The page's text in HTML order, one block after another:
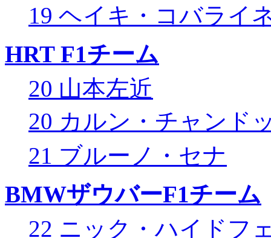
19 ヘイキ・コバライ
HRT F1チーム
20 山本左近
20 カルン・チャンド
21 ブルーノ・セナ
BMWザウバーF1チーム
22 ニック・ハイドフ